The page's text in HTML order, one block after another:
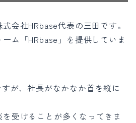
会社HRbase代表の三田です。
ム「HRbase」を提供していま
すが、社長がなかなか首を縦に
受けることが多くなってきま